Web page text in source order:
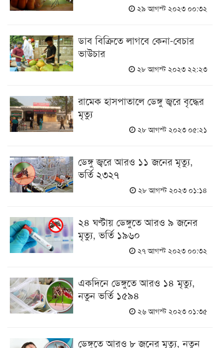
২৯ আগস্ট ২০২৩ ০০:৩২
ডাব বিক্রিতে লাগবে কেনা-বেচার
ভাউচার
২৮ আগস্ট ২০২৩ ২২:২৩
রামেক হাসপাতালে ডেঙ্গু জ্বরে বৃদ্ধের
মৃত্যু
২৮ আগস্ট ২০২৩ ০৫:২১
ডেঙ্গু জ্বরে আরও ১১ জনের মৃত্যু,
ভর্তি ২৩২৭
২৮ আগস্ট ২০২৩ ০১:১৪
২৪ ঘণ্টায় ডেঙ্গুতে আরও ৯ জনের
মৃত্যু, ভর্তি ১৯৬০
২৭ আগস্ট ২০২৩ ০০:৩২
একদিনে ডেঙ্গুতে আরও ১৪ মৃত্যু,
নতুন ভর্তি ১৫৯৪
২৬ আগস্ট ২০২৩ ০১:৩৫
ডেঙ্গুতে আরও ৮ জনের মৃত্যু, নতুন